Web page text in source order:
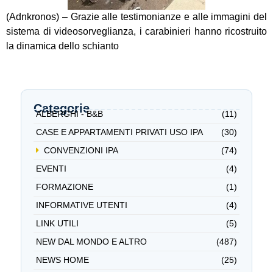
(Adnkronos) – Grazie alle testimonianze e alle immagini del
sistema di videosorveglianza, i carabinieri hanno ricostruito
la dinamica dello schianto
Categorie
ALBERGHI - B&B
(11)
CASE E APPARTAMENTI PRIVATI USO IPA
(30)
CONVENZIONI IPA
(74)
EVENTI
(4)
FORMAZIONE
(1)
INFORMATIVE UTENTI
(4)
LINK UTILI
(5)
NEW DAL MONDO E ALTRO
(487)
NEWS HOME
(25)